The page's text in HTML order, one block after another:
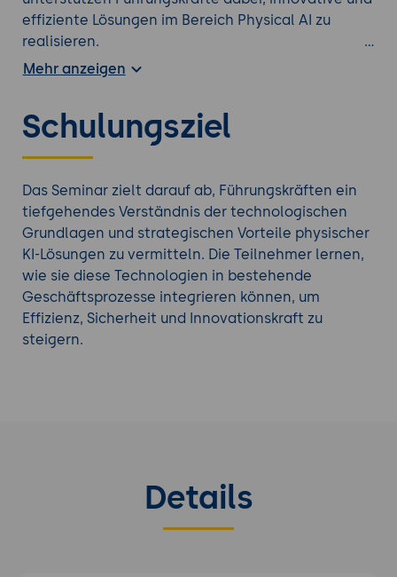
effiziente Lösungen im Bereich Physical AI zu
realisieren.
Vorteile für das Unternehmen
Systeme
Erhöhung der Innovationskraft durch den
KI-Technologien
Wettbewerbsvorteile durch frühzeitige
Integration zukunftsweisender Technologien
in die Unternehmensstrategie
Optimierung von Geschäftsprozessen durch
datengestützte Entscheidungen und
automatisierte Systemsteuerung
Mehr anzeigen
Schulungsziel
Das Seminar zielt darauf ab, Führungskräften ein
tiefgehendes Verständnis der technologischen
Grundlagen und strategischen Vorteile physischer
KI-Lösungen zu vermitteln. Die Teilnehmer lernen,
wie sie diese Technologien in bestehende
Geschäftsprozesse integrieren können, um
Effizienz, Sicherheit und Innovationskraft zu
steigern.
Details